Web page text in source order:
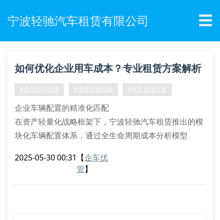
宁波轻驰汽车租赁有限公司 ☰
如何优化企业用车成本？专业租赁方案解析
#企业用车租赁 #成本控制策略 #车队管理方案
企业车辆配置的精准化匹配
在资产轻量化战略框架下，宁波轻驰汽车租赁推出的模
块化车辆配置体系，通过全生命周期成本分析模型
我们的车辆资源池涵盖低排放混合动力商务舱、智能网
2025-05-30 00:31 【企车优
管】